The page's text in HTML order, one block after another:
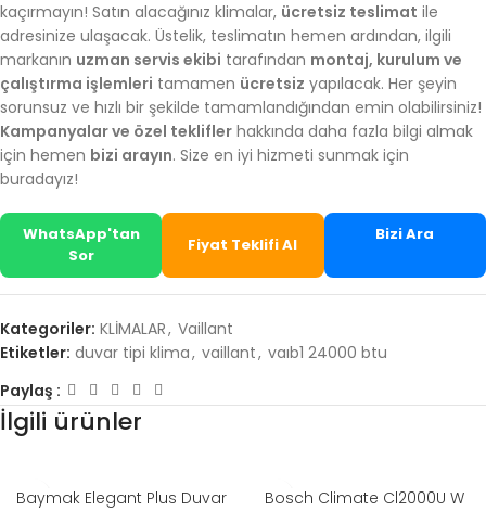
kaçırmayın! Satın alacağınız klimalar, ücretsiz teslimat ile
adresinize ulaşacak. Üstelik, teslimatın hemen ardından, ilgili
markanın uzman servis ekibi tarafından montaj, kurulum ve
çalıştırma işlemleri tamamen ücretsiz yapılacak. Her şeyin
sorunsuz ve hızlı bir şekilde tamamlandığından emin olabilirsiniz!
Kampanyalar ve özel teklifler hakkında daha fazla bilgi almak
için hemen bizi arayın. Size en iyi hizmeti sunmak için
buradayız!
WhatsApp'tan
Sor
Fiyat Teklifi Al
Bizi Ara
Kategoriler: KLİMALAR, Vaillant
Etiketler: duvar tipi klima, vaillant, vaıb1 24000 btu
Paylaş :
İlgili ürünler
Baymak Elegant Plus Duvar
Bosch Climate Cl2000U W